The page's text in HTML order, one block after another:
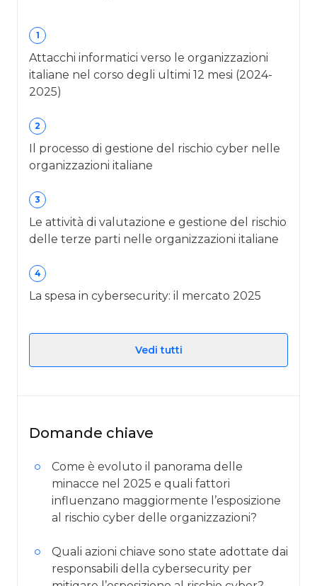
1
Attacchi informatici verso le organizzazioni
italiane nel corso degli ultimi 12 mesi (2024-
2025)
2
Il processo di gestione del rischio cyber nelle
organizzazioni italiane
3
Le attività di valutazione e gestione del rischio
delle terze parti nelle organizzazioni italiane
4
La spesa in cybersecurity: il mercato 2025
Vedi tutti
Domande chiave
Come è evoluto il panorama delle
minacce nel 2025 e quali fattori
influenzano maggiormente l’esposizione
al rischio cyber delle organizzazioni?
Quali azioni chiave sono state adottate dai
responsabili della cybersecurity per